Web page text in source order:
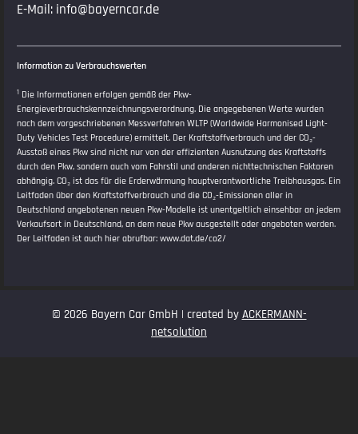
E-Mail: info@bayerncar.de
Information zu Verbrauchswerten
1 Die Informationen erfolgen gemäß der Pkw-
Energieverbrauchskennzeichnungsverordnung. Die angegebenen Werte wurden
nach dem vorgeschriebenen Messverfahren WLTP (Worldwide Harmonised Light-
Duty Vehicles Test Procedure) ermittelt. Der Kraftstoffverbrauch und der CO₂-
Ausstoß eines Pkw sind nicht nur von der effizienten Ausnutzung des Kraftstoffs
durch den Pkw, sondern auch vom Fahrstil und anderen nichttechnischen Faktoren
abhängig. CO₂ ist das für die Erderwärmung hauptverantwortliche Treibhausgas. Ein
Leitfaden über den Kraftstoffverbrauch und die CO₂-Emissionen aller in
Deutschland angebotenen neuen Pkw-Modelle ist unentgeltlich einsehbar an jedem
Verkaufsort in Deutschland, an dem neue Pkw ausgestellt oder angeboten werden.
Der Leitfaden ist auch hier abrufbar: www.dat.de/co2/
© 2026 Bayern Car GmbH | created by ACKERMANN-
netsolution